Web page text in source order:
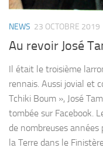
NEWS 23 OCTOBRE 2019
Au revoir José
Il était le troisième
rennais. Aussi jovial et
Tchiki Boum », José
tombée sur Facebook.
de nombreuses
la Terre dans le